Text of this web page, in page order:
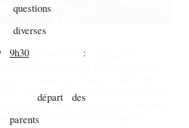
questions
diverses
9h30 :
départ des
parents